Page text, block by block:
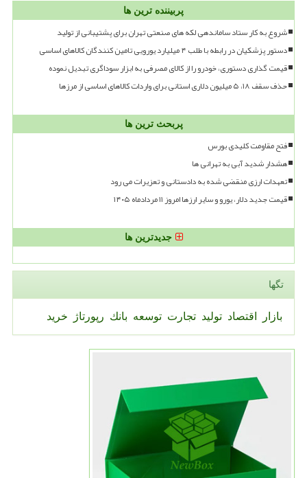
پربیننده ترین ها
شروع به کار ستاد ساماندهی لکه های صنعتی تهران برای پشتیبانی از تولید
دستور پزشکیان در رابطه با طلب ۴ میلیارد یورویی تامین کنندگان کالاهای اساسی
قیمت گذاری دستوری، خودرو را از کالای مصرفی به ابزار سوداگری تبدیل نموده
حذف سقف ۱۸، ۵ میلیون دلاری استانی برای واردات کالاهای اساسی از مرزها
پربحث ترین ها
فتح مقاومت کلیدی بورس
هشدار شدید آبی به تهرانی ها
تعهدات ارزی منقضی شده به دادستانی و تعزیرات می رود
قیمت جدید دلار، یورو و سایر ارزها امروز ۱۱ مردادماه ۱۴۰۵
جدیدترین ها
تگها
بازار اقتصاد تولید تجارت توسعه بانك رپورتاژ خرید